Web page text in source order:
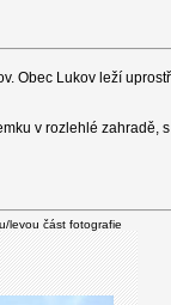
Obec Lukov leží
v rozlehlé zahradě, s
levou část fotografie